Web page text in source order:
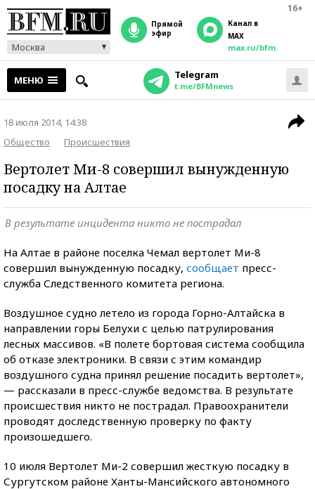
16+
Москва
прямой
эфир
Канал в
MAX
max.ru/bfm
МЕНЮ Telegram
t.me/BFMnews
18 июля 2014, 14:38
Общество
Происшествия
Вертолет Ми-8 совершил вынужденную
посадку на Алтае
В результате инцидента никто не пострадал
На Алтае в районе поселка Чемал вертолет Ми-8
совершил вынужденную посадку, сообщает пресс-
служба Следственного комитета региона.
Воздушное судно летело из города Горно-Алтайска в
направлении горы Белухи с целью патрулирования
лесных массивов. «В полете бортовая система сообщила
об отказе электроники. В связи с этим командир
воздушного судна принял решение посадить вертолет»,
— рассказали в пресс-службе ведомства. В результате
происшествия никто не пострадал. Правоохранители
проводят доследственную проверку по факту
произошедшего.
10 июля Вертолет Ми-2 совершил жесткую посадку в
Сургутском районе Ханты-Мансийского автономного